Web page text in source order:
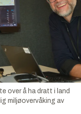
over å ha dratt i land
miljøovervåking av